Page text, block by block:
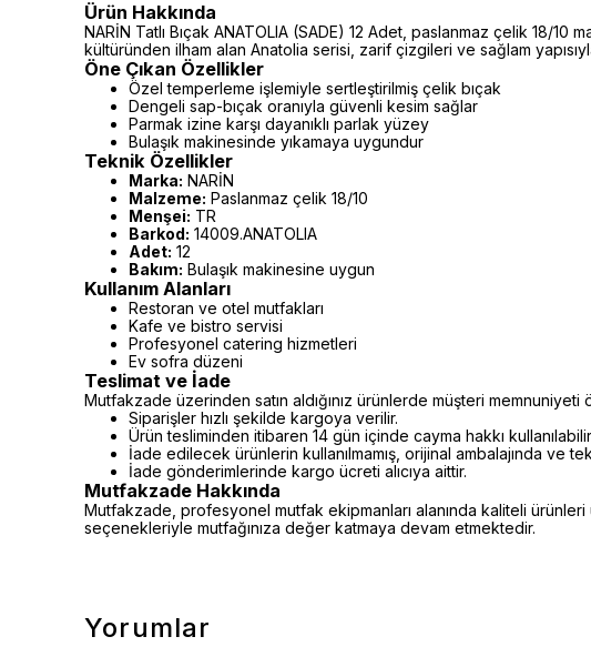
Ürün Hakkında
NARİN Tatlı Bıçak ANATOLIA (SADE) 12 Adet, paslanmaz çelik 18/
kültüründen ilham alan Anatolia serisi, zarif çizgileri ve sağlam
Öne Çıkan Özellikler
Özel temperleme işlemiyle sertleştirilmiş çelik bıçak
Dengeli sap-bıçak oranıyla güvenli kesim sağlar
Parmak izine karşı dayanıklı parlak yüzey
Bulaşık makinesinde yıkamaya uygundur
Teknik Özellikler
Marka: NARİN
Malzeme: Paslanmaz çelik 18/10
Menşei: TR
Barkod: 14009.ANATOLIA
Adet: 12
Bakım: Bulaşık makinesine uygun
Kullanım Alanları
Restoran ve otel mutfakları
Kafe ve bistro servisi
Profesyonel catering hizmetleri
Ev sofra düzeni
Teslimat ve İade
Mutfakzade üzerinden satın aldığınız ürünlerde müşteri memnuniyeti
Siparişler hızlı şekilde kargoya verilir.
Ürün tesliminden itibaren 14 gün içinde cayma hakkı
İade edilecek ürünlerin kullanılmamış, orijinal ambalajında ve
İade gönderimlerinde kargo ücreti alıcıya aittir.
Mutfakzade Hakkında
Mutfakzade, profesyonel mutfak ekipmanları alanında kaliteli
seçenekleriyle mutfağınıza değer katmaya devam etmektedir.
Yorumlar